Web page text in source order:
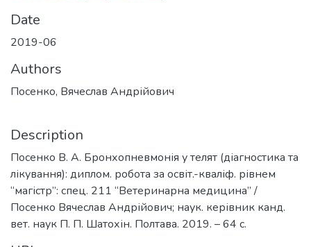
Date
2019-06
Authors
Посенко, Вячеслав Андрійович
Description
Посенко В. А. Бронхопневмонія у телят (діагностика та
лікування): диплом. робота за освіт.-кваліф. рівнем
“магістр”: спец. 211 “Ветеринарна медицина” /
Посенко Вячеслав Андрійович; наук. керівник канд.
вет. наук П. П. Шатохін. Полтава. 2019. – 64 с.